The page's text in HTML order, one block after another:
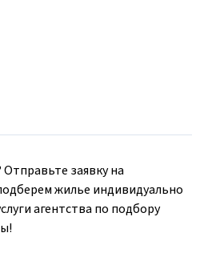
заявку на
жилье индивидуально
агентства по подбору